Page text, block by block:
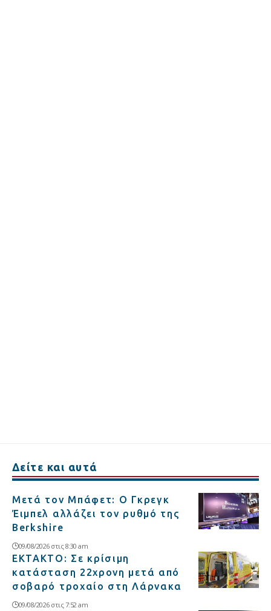
Δείτε και αυτά
Μετά τον Μπάφετ: Ο Γκρεγκ
Έιμπελ αλλάζει τον ρυθμό της
Berkshire
09/08/2026 στις 8:30 am
ΕΚΤΑΚΤΟ: Σε κρίσιμη
κατάσταση 22χρονη μετά από
σοβαρό τροχαίο στη Λάρνακα
09/08/2026 στις 7:52 am